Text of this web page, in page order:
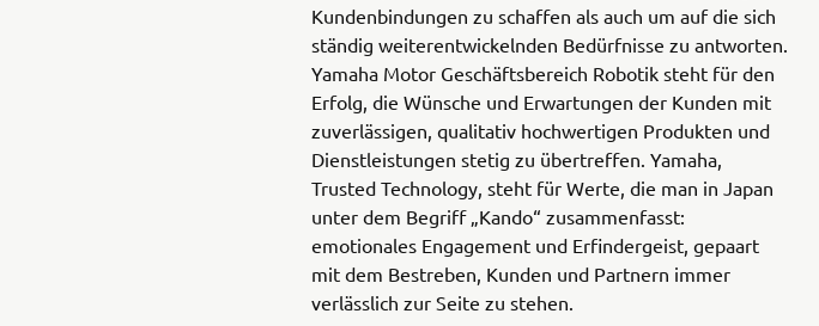
Kundenbindungen zu schaffen als auch um auf die sich
ständig weiterentwickelnden Bedürfnisse zu antworten.
Yamaha Motor Geschäftsbereich Robotik steht für den
Erfolg, die Wünsche und Erwartungen der Kunden mit
zuverlässigen, qualitativ hochwertigen Produkten und
Dienstleistungen stetig zu übertreffen. Yamaha,
Trusted Technology, steht für Werte, die man in Japan
unter dem Begriff „Kando“ zusammenfasst:
emotionales Engagement und Erfindergeist, gepaart
mit dem Bestreben, Kunden und Partnern immer
verlässlich zur Seite zu stehen.